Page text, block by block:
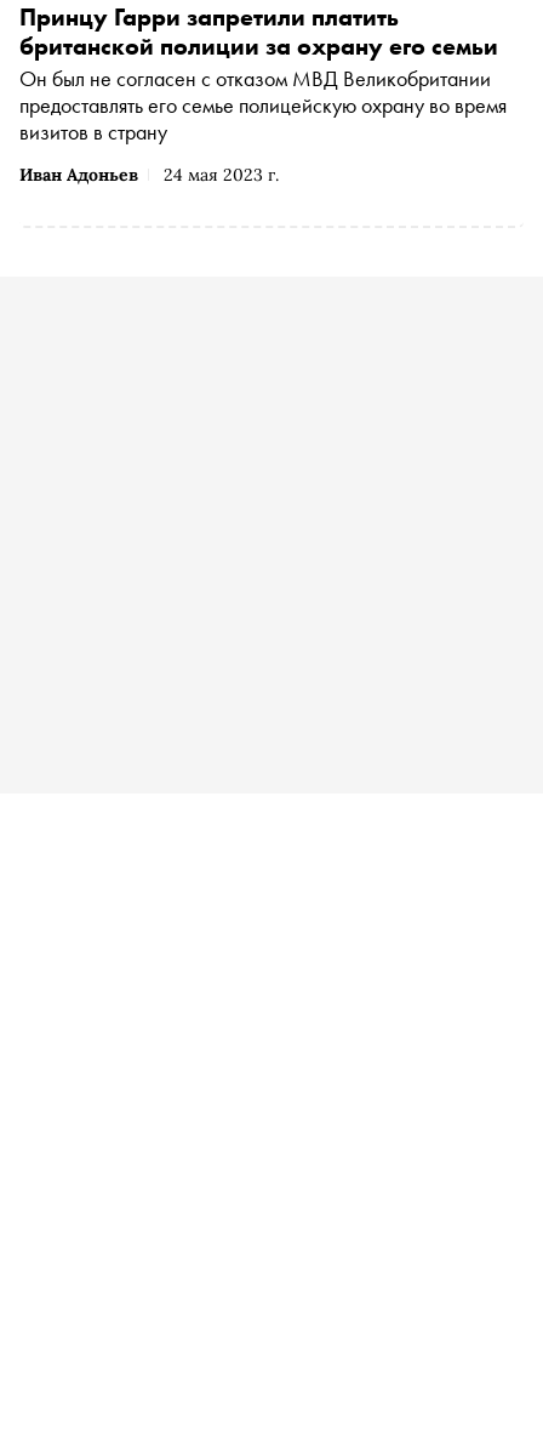
Иван Адоньев 24 мая 2023 г.
Принцу Гарри запретили платить
британской полиции за охрану его семьи
Он был не согласен с отказом МВД Великобритании
предоставлять его семье полицейскую охрану во время
визитов в страну